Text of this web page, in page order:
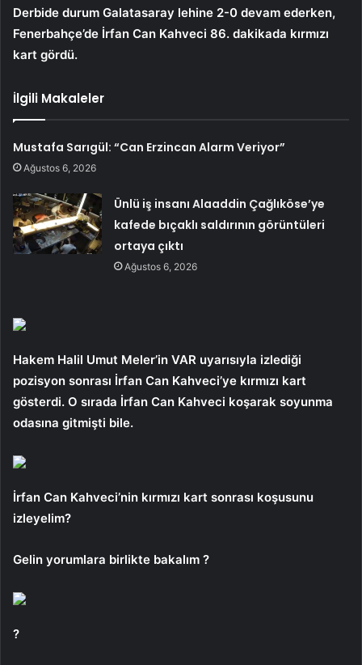
Derbide durum Galatasaray lehine 2-0 devam ederken,
Fenerbahçe’de İrfan Can Kahveci 86. dakikada kırmızı
kart gördü.
İlgili Makaleler
Mustafa Sarıgül: “Can Erzincan Alarm Veriyor”
Ağustos 6, 2026
Ünlü iş insanı Alaaddin Çağlıköse’ye
kafede bıçaklı saldırının görüntüleri
ortaya çıktı
Ağustos 6, 2026
Hakem Halil Umut Meler’in VAR uyarısıyla izlediği
pozisyon sonrası İrfan Can Kahveci’ye kırmızı kart
gösterdi. O sırada İrfan Can Kahveci koşarak soyunma
odasına gitmişti bile.
İrfan Can Kahveci’nin kırmızı kart sonrası koşusunu
izleyelim?
Gelin yorumlara birlikte bakalım ?
?